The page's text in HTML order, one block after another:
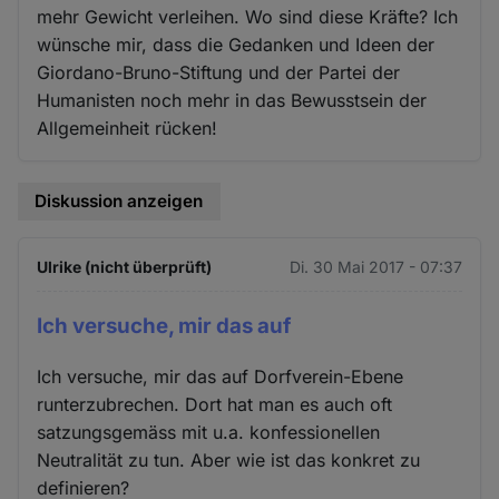
mehr Gewicht verleihen. Wo sind diese Kräfte? Ich
wünsche mir, dass die Gedanken und Ideen der
Giordano-Bruno-Stiftung und der Partei der
Humanisten noch mehr in das Bewusstsein der
Allgemeinheit rücken!
Diskussion anzeigen
Ulrike (nicht überprüft) Di. 30 Mai 2017 - 07:37
Ich versuche, mir das auf
Ich versuche, mir das auf Dorfverein-Ebene
runterzubrechen. Dort hat man es auch oft
satzungsgemäss mit u.a. konfessionellen
Neutralität zu tun. Aber wie ist das konkret zu
definieren?